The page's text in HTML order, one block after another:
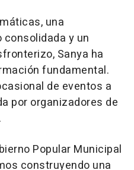
una
y un
Sanya ha
fundamental.
de eventos a
por organizadores de
Popular Municipal
construyendo una